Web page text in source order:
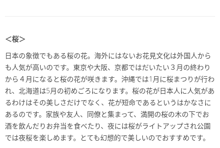
＜桜＞
日本の象徴でもある桜の花。海外にはないお花見文化は外国人から
も人気が高いのです。東京や大阪、京都ではだいたい３月の終わり
から４月になると桜の花が咲きます。沖縄では1月に桜まつりが行わ
れ、北海道は5月の初めごろになります。桜の花が日本人に人気があ
るわけはその美しさだけでなく、花が短命であるというはかなさに
あるのです。家族や友人、同僚と集まって、満開の桜の木の下でお
酒を飲んだりお弁当を食べたり、夜には桜がライトアップされ公園
では夜桜を楽しめます。とても幻想的で美しいのでおすすめです。